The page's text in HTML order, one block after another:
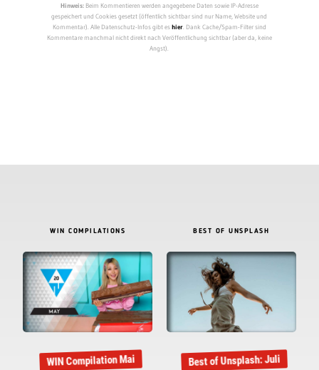
Hinweis:Beim Kommentieren werden angegebene Daten sowie IP-Adresse
gespeichert und Cookies gesetzt (öffentlich sichtbar sind nur Name, Website und
Kommentar). Alle Datenschutz-Infos gibt eshier. Dank Cache/Spam-Filter sind
Kommentare manchmal nicht direkt nach Veröffentlichung sichtbar (aber da, keine
Angst).
WIN COMPILATIONS
WIN Compilation Mai
BEST OF UNSPLASH
Best of Unsplash: Juli